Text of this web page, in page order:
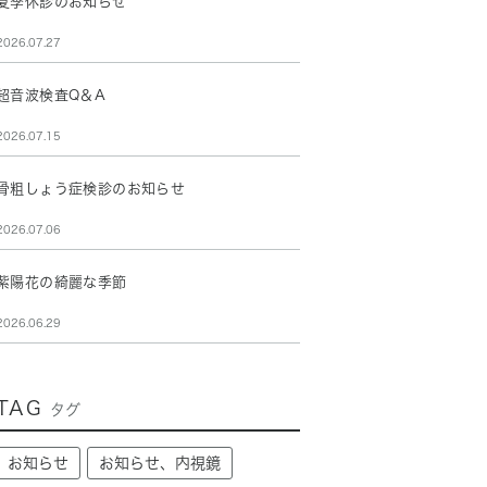
音波検査Q＆A
粗しょう症検診のお知らせ
陽花の綺麗な季節
タグ
お知らせ お知らせ、内視鏡